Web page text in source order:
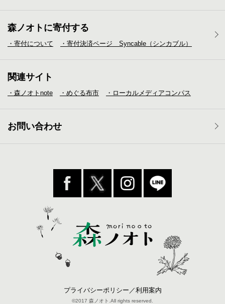
森ノオトに寄付する
・寄付について ・寄付決済ページ Syncable（シンカブル）
関連サイト
・森ノオトnote ・めぐる布市 ・ローカルメディア コンパス
お問い合わせ
プライバシーポリシー／利用案内
©2017 森ノオト.All rights reserved.